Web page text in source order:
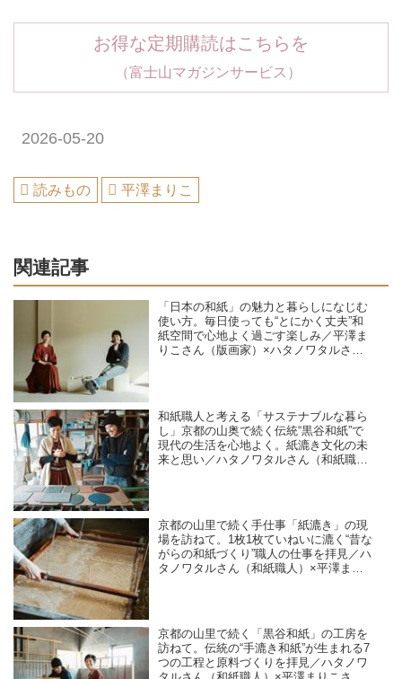
お得な定期購読はこちらを
（富士山マガジンサービス）
2026-05-20
読みもの 平澤まりこ
関連記事
「日本の和紙」の魅力と暮らしになじむ
使い方。毎日使っても“とにかく丈夫”和
紙空間で心地よく過ごす楽しみ／平澤ま
りこさん（版画家）×ハタノワタルさん
和紙職人と考える「サステナブルな暮ら
し」京都の山奥で続く伝統“黒谷和紙”で
現代の生活を心地よく。紙漉き文化の未
来と思い／ハタノワタルさん（和紙職
京都の山里で続く手仕事「紙漉き」の現
場を訪ねて。1枚1枚ていねいに漉く“昔な
がらの和紙づくり”職人の仕事を拝見／ハ
タノワタルさん（和紙職人）×平澤まり
京都の山里で続く「黒谷和紙」の工房を
訪ねて。伝統の“手漉き和紙”が生まれる7
つの工程と原料づくりを拝見／ハタノワ